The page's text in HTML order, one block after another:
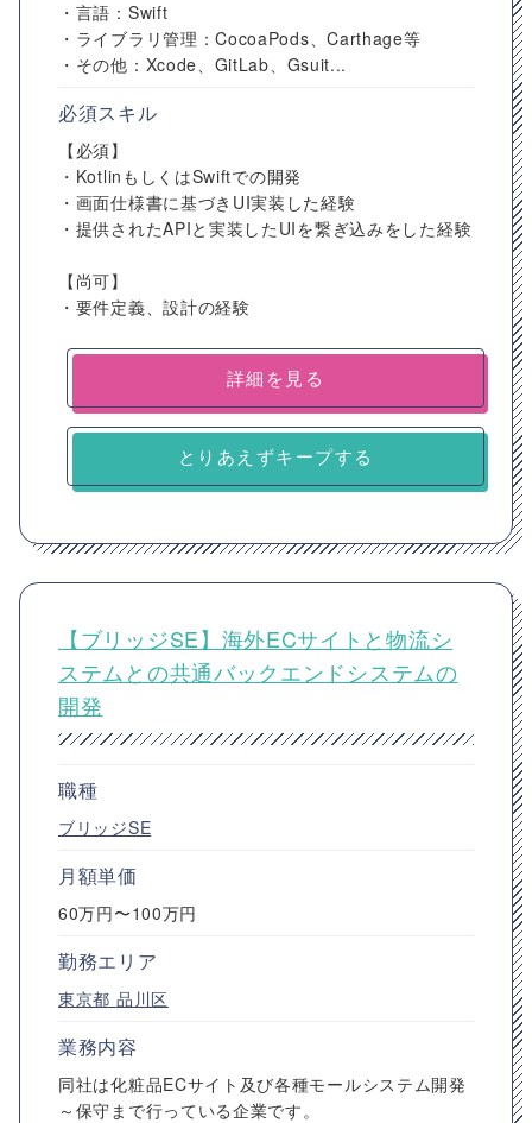
・言語：Swift
・ライブラリ管理：CocoaPods、Carthage等
・その他：Xcode、GitLab、Gsuit...
必須スキル
【必須】
・KotlinもしくはSwiftでの開発
・画面仕様書に基づきUI実装した経験
・提供されたAPIと実装したUIを繋ぎ込みをした経験
【尚可】
・要件定義、設計の経験
詳細を見る
とりあえずキープする
【ブリッジSE】海外ECサイトと物流シ
ステムとの共通バックエンドシステムの
開発
職種
ブリッジSE
月額単価
60万円〜100万円
勤務エリア
東京都 品川区
業務内容
同社は化粧品ECサイト及び各種モールシステム開発
～保守まで行っている企業です。